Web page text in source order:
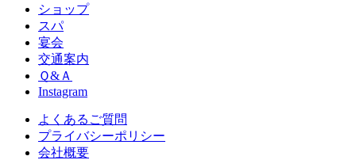
ショップ
スパ
宴会
交通案内
Ｑ&Ａ
Instagram
よくあるご質問
プライバシーポリシー
会社概要